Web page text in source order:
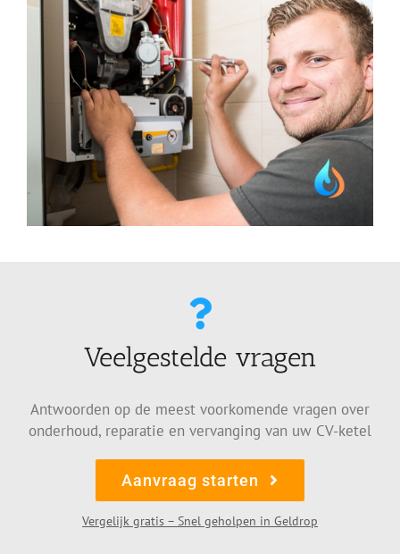
Veelgestelde vragen
Antwoorden op de meest voorkomende vragen over
onderhoud, reparatie en vervanging van uw CV-ketel
Aanvraag starten
Vergelijk gratis – Snel geholpen in Geldrop